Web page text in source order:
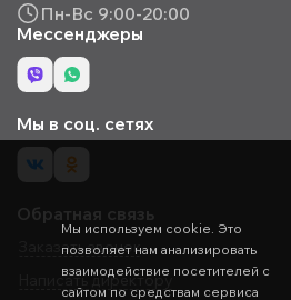
Пн-Вс 9:00-20:00
Мессенджеры
Мы в соц. сетях
Обратная связь
Заказать звонок
Написать директору
Мы используем cookie. Это
позволяет нам анализировать
взаимодействие посетителей с
сайтом по средствам сервиса